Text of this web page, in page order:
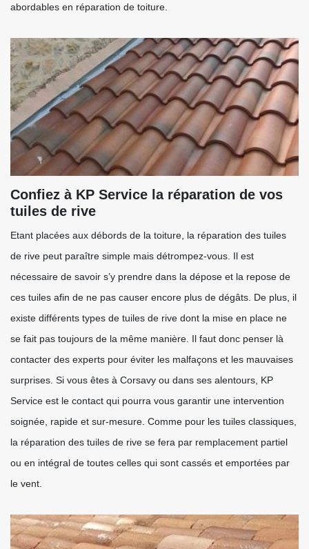
abordables en réparation de toiture.
Confiez à KP Service la réparation de vos
tuiles de rive
Etant placées aux débords de la toiture, la réparation des tuiles
de rive peut paraître simple mais détrompez-vous. Il est
nécessaire de savoir s’y prendre dans la dépose et la repose de
ces tuiles afin de ne pas causer encore plus de dégâts. De plus, il
existe différents types de tuiles de rive dont la mise en place ne
se fait pas toujours de la même manière. Il faut donc penser là
contacter des experts pour éviter les malfaçons et les mauvaises
surprises. Si vous êtes à Corsavy ou dans ses alentours, KP
Service est le contact qui pourra vous garantir une intervention
soignée, rapide et sur-mesure. Comme pour les tuiles classiques,
la réparation des tuiles de rive se fera par remplacement partiel
ou en intégral de toutes celles qui sont cassés et emportées par
le vent.